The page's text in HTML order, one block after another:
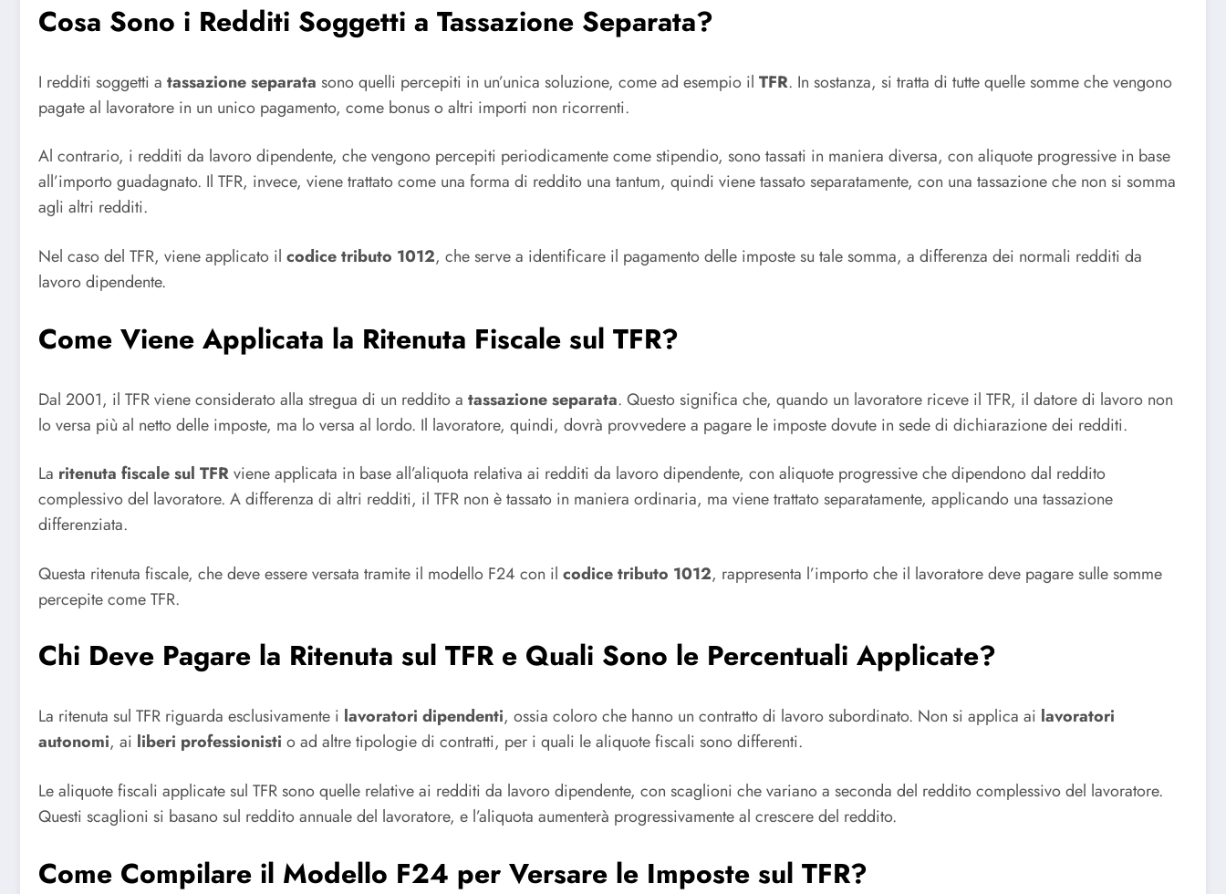
Cosa Sono i Redditi Soggetti a Tassazione Separata?
I redditi soggetti a tassazione separata sono quelli percepiti in un’unica soluzione, come ad esempio il TFR. In sostanza, si tratta di tutte quelle somme che vengono
pagate al lavoratore in un unico pagamento, come bonus o altri importi non ricorrenti.
Al contrario, i redditi da lavoro dipendente, che vengono percepiti periodicamente come stipendio, sono tassati in maniera diversa, con aliquote progressive in base
all’importo guadagnato. Il TFR, invece, viene trattato come una forma di reddito una tantum, quindi viene tassato separatamente, con una tassazione che non si somma
agli altri redditi.
Nel caso del TFR, viene applicato il codice tributo 1012, che serve a identificare il pagamento delle imposte su tale somma, a differenza dei normali redditi da
lavoro dipendente.
Come Viene Applicata la Ritenuta Fiscale sul TFR?
Dal 2001, il TFR viene considerato alla stregua di un reddito a tassazione separata. Questo significa che, quando un lavoratore riceve il TFR, il datore di lavoro non
lo versa più al netto delle imposte, ma lo versa al lordo. Il lavoratore, quindi, dovrà provvedere a pagare le imposte dovute in sede di dichiarazione dei redditi.
La ritenuta fiscale sul TFRviene applicata in base all’aliquota relativa ai redditi da lavoro dipendente, con aliquote progressive che dipendono dal reddito
complessivo del lavoratore. A differenza di altri redditi, il TFR non è tassato in maniera ordinaria, ma viene trattato separatamente, applicando una tassazione
differenziata.
Questa ritenuta fiscale, che deve essere versata tramite il modello F24 con il codice tributo 1012, rappresenta l’importo che il lavoratore deve pagare sulle somme
percepite come TFR.
Chi Deve Pagare la Ritenuta sul TFR e Quali Sono le Percentuali Applicate?
La ritenuta sul TFR riguarda esclusivamente i lavoratori dipendenti, ossia coloro che hanno un contratto di lavoro subordinato. Non si applica ai lavoratori
autonomi, ai liberi professionisti o ad altre tipologie di contratti, per i quali le aliquote fiscali sono differenti.
Le aliquote fiscali applicate sul TFR sono quelle relative ai redditi da lavoro dipendente, con scaglioni che variano a seconda del reddito complessivo del lavoratore.
Questi scaglioni si basano sul reddito annuale del lavoratore, e l’aliquota aumenterà progressivamente al crescere del reddito.
Come Compilare il Modello F24 per Versare le Imposte sul TFR?